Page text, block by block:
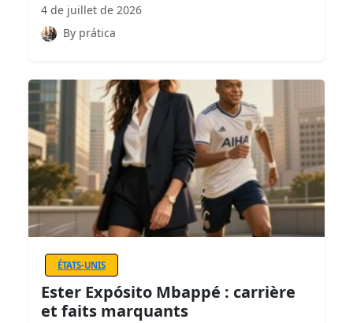
4 de juillet de 2026
By prática
ÉTATS-UNIS
Ester Expósito Mbappé : carrière
et faits marquants